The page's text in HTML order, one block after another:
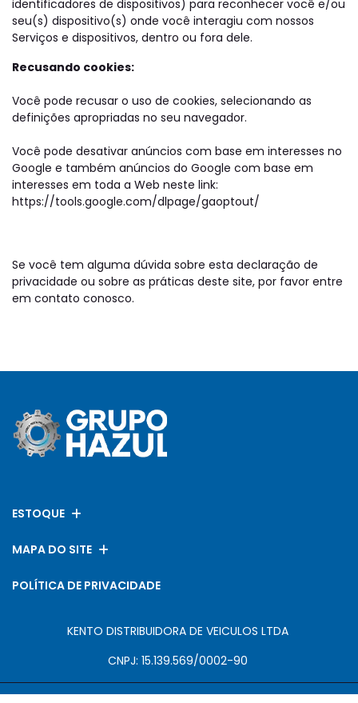
identificadores de dispositivos) para reconhecer você e/ou
seu(s) dispositivo(s) onde você interagiu com nossos
Serviços e dispositivos, dentro ou fora dele.
Recusando cookies:
Você pode recusar o uso de cookies, selecionando as
definições apropriadas no seu navegador.
Você pode desativar anúncios com base em interesses no
Google e também anúncios do Google com base em
interesses em toda a Web neste link:
https://tools.google.com/dlpage/gaoptout/
Se você tem alguma dúvida sobre esta declaração de
privacidade ou sobre as práticas deste site, por favor entre
em contato conosco.
ESTOQUE
MAPA DO SITE
POLÍTICA DE PRIVACIDADE
KENTO DISTRIBUIDORA DE VEICULOS LTDA
CNPJ: 15.139.569/0002-90